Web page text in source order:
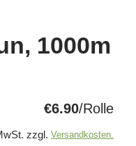
1000m
€6.90/Rolle
zzgl. Versandkosten.